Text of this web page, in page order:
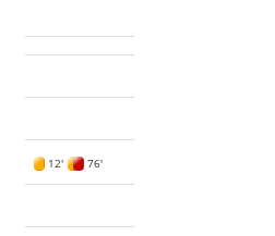
12' 76'